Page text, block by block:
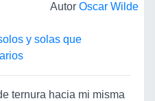
Autor Oscar Wilde
y solas que
ternura hacia mi misma